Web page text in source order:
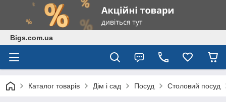
Bigs.com.ua
Каталог товарів Дім і сад Посуд Столовий посуд